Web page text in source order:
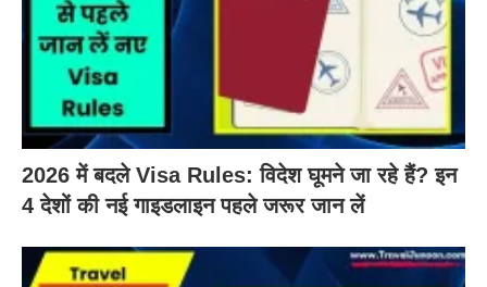
2026 में बदले Visa Rules: विदेश घूमने जा रहे हैं? इन
4 देशों की नई गाइडलाइन पहले जरूर जान लें